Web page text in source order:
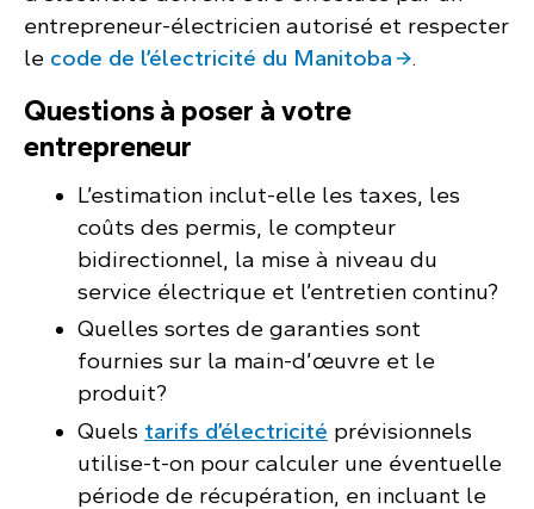
entrepreneur-électricien autorisé et respecter
le code de l’électricité du Manitoba .
Questions à poser à votre
entrepreneur
L’estimation inclut-elle les taxes, les
coûts des permis, le compteur
bidirectionnel, la mise à niveau du
service électrique et l’entretien continu?
Quelles sortes de garanties sont
fournies sur la main-d’œuvre et le
produit?
Quels tarifs d’électricité prévisionnels
utilise-t-on pour calculer une éventuelle
période de récupération, en incluant le